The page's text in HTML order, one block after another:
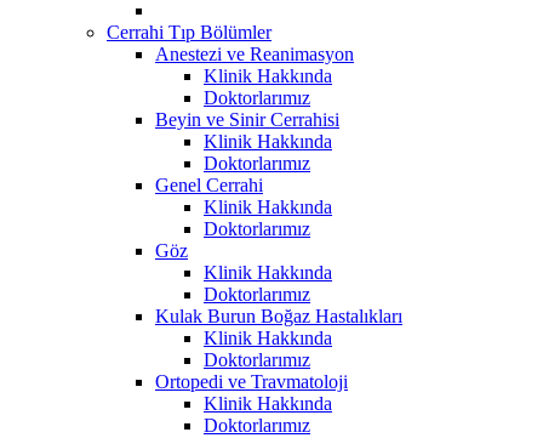
Cerrahi Tıp Bölümler
Anestezi ve Reanimasyon
Klinik Hakkında
Doktorlarımız
Beyin ve Sinir Cerrahisi
Klinik Hakkında
Doktorlarımız
Genel Cerrahi
Klinik Hakkında
Doktorlarımız
Göz
Klinik Hakkında
Doktorlarımız
Kulak Burun Boğaz Hastalıkları
Klinik Hakkında
Doktorlarımız
Ortopedi ve Travmatoloji
Klinik Hakkında
Doktorlarımız